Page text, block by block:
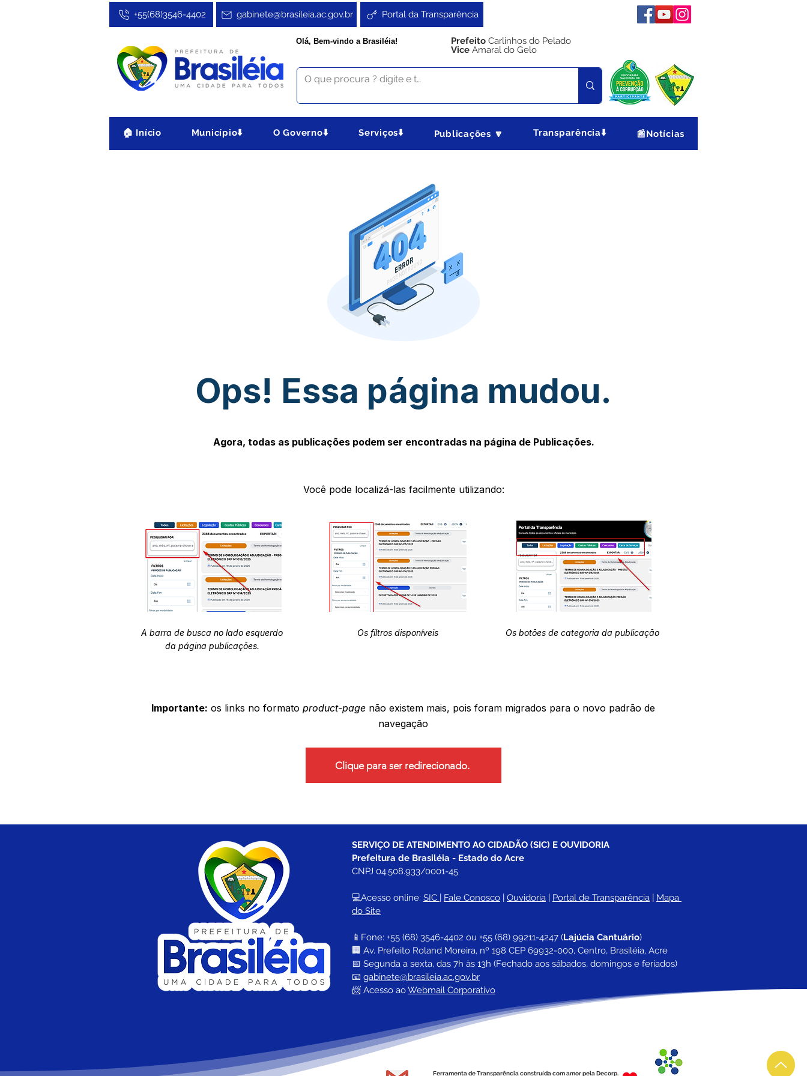
Portal da Transparência
gabinete@brasileia.ac.gov.br
+55(68)3546-4402
Olá, Bem-vindo a Brasiléia! Prefeito Carlinhos do Pelado
Vice Amaral do Gelo
🏠 Início Município⬇️ O Governo⬇️ Serviços⬇️ Publicações 🔽 Transparência⬇️ 📰Notícias
Ops! Essa página mudou.
Agora, todas as publicações podem ser encontradas na página de Publicações.
Você pode localizá-las facilmente utilizando:
A barra de busca no lado esquerdo
da página publicações.
Os filtros disponíveis Os botões de categoria da publicação
Importante: os links no formato product-page não existem mais, pois foram migrados para o novo padrão de
navegação
Clique para ser redirecionado.
SERVIÇO DE ATENDIMENTO AO CIDADÃO (SIC) E OUVIDORIA
Prefeitura de Brasiléia - Estado do Acre
CNPJ 04.508.933/0001-45
💻Acesso online: SIC | Fale Conosco | Ouvidoria | Portal de Transparência | Mapa
do Site
📱Fone: +55 (68) 3546-4402 ou +55 (68) 99211-4247 (Lajúcia Cantuário)
🏢 Av. Prefeito Roland Moreira, nº 198 CEP 69932-000, Centro, Brasiléia, Acre
📅 Segunda a sexta, das 7h às 13h (Fechado aos sábados, domingos e feriados)
📧 gabinete@brasileia.ac.gov.br
📨 Acesso ao Webmail Corporativo
Ferramenta de Transparência construída com amor pela Decorp.